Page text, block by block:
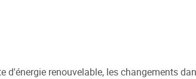
d'énergie renouvelable, les changements